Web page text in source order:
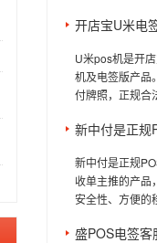
开店宝U米电
U米pos机是开
机及电签版产品
付牌照，正规合
新中付是正规
新中付是正规
收单主推的产品
安全性、方便的
盛POS电签客